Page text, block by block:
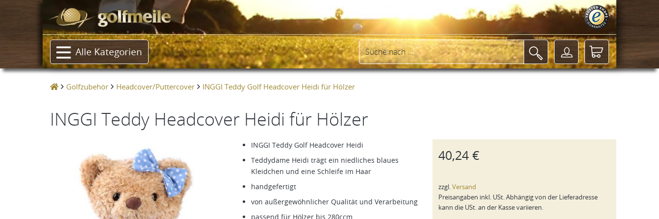
Alle Kategorien
Golfzubehör Headcover/Puttercover INGGI Teddy Golf Headcover Heidi für Hölzer
INGGI Teddy Headcover Heidi für Hölzer
INGGI Teddy Golf Headcover Heidi
Teddydame Heidi trägt ein niedliches blaues
Kleidchen und eine Schleife im Haar
handgefertigt
von außergewöhnlicher Qualität und Verarbeitung
passend für Hölzer bis 280ccm
40,24 €
zzgl.Versand
Preisangaben inkl. USt. Abhängig von der Lieferadresse
kann die USt. an der Kasse variieren.